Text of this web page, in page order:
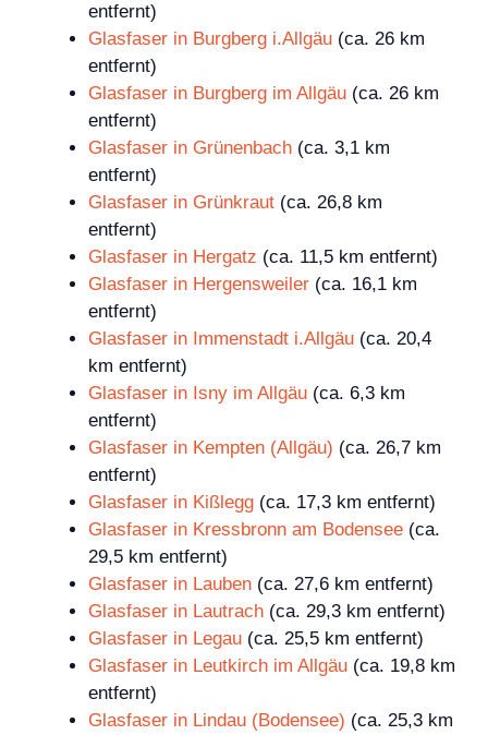
entfernt)
Glasfaser in Burgberg i.Allgäu (ca. 26 km
entfernt)
Glasfaser in Burgberg im Allgäu (ca. 26 km
entfernt)
Glasfaser in Grünenbach (ca. 3,1 km
entfernt)
Glasfaser in Grünkraut (ca. 26,8 km
entfernt)
Glasfaser in Hergatz (ca. 11,5 km entfernt)
Glasfaser in Hergensweiler (ca. 16,1 km
entfernt)
Glasfaser in Immenstadt i.Allgäu (ca. 20,4
km entfernt)
Glasfaser in Isny im Allgäu (ca. 6,3 km
entfernt)
Glasfaser in Kempten (Allgäu) (ca. 26,7 km
entfernt)
Glasfaser in Kißlegg (ca. 17,3 km entfernt)
Glasfaser in Kressbronn am Bodensee (ca.
29,5 km entfernt)
Glasfaser in Lauben (ca. 27,6 km entfernt)
Glasfaser in Lautrach (ca. 29,3 km entfernt)
Glasfaser in Legau (ca. 25,5 km entfernt)
Glasfaser in Leutkirch im Allgäu (ca. 19,8 km
entfernt)
Glasfaser in Lindau (Bodensee) (ca. 25,3 km